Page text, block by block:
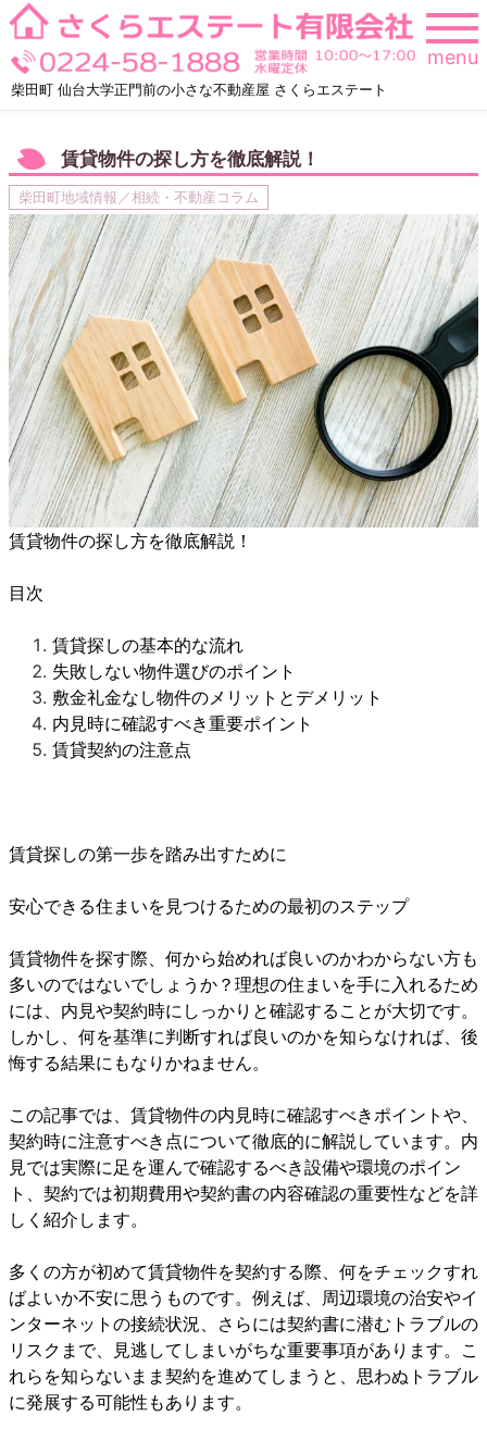
Skip
to
content
柴田町 仙台大学正門前の小さな不動産屋 さくらエステート
menu
賃貸物件の探し方を徹底解説！
柴田町地域情報／相続・不動産コラム
賃貸物件の探し方を徹底解説！
目次
賃貸探しの基本的な流れ
失敗しない物件選びのポイント
敷金礼金なし物件のメリットとデメリット
内見時に確認すべき重要ポイント
賃貸契約の注意点
賃貸探しの第一歩を踏み出すために
安心できる住まいを見つけるための最初のステップ
賃貸物件を探す際、何から始めれば良いのかわからない方も
多いのではないでしょうか？理想の住まいを手に入れるため
には、内見や契約時にしっかりと確認することが大切です。
しかし、何を基準に判断すれば良いのかを知らなければ、後
悔する結果にもなりかねません。
この記事では、賃貸物件の内見時に確認すべきポイントや、
契約時に注意すべき点について徹底的に解説しています。内
見では実際に足を運んで確認するべき設備や環境のポイン
ト、契約では初期費用や契約書の内容確認の重要性などを詳
しく紹介します。
多くの方が初めて賃貸物件を契約する際、何をチェックすれ
ばよいか不安に思うものです。例えば、周辺環境の治安やイ
ンターネットの接続状況、さらには契約書に潜むトラブルの
リスクまで、見逃してしまいがちな重要事項があります。こ
れらを知らないまま契約を進めてしまうと、思わぬトラブル
に発展する可能性もあります。